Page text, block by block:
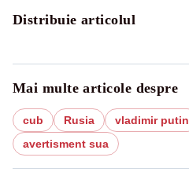
Distribuie articolul
Mai multe articole despre
cub Rusia vladimir putin
avertisment sua